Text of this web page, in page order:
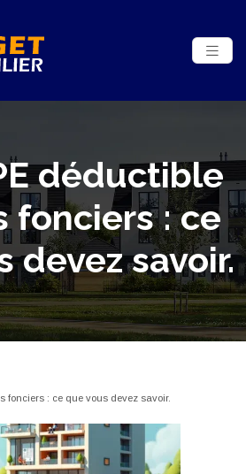
déductible
fonciers : ce
devez savoir.
fonciers : ce que vous devez savoir.